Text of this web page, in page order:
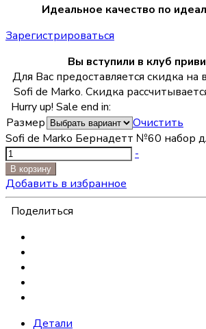
Идеальное качество по
Зарегистрироваться
Вы вступили в клуб
Для Вас предоставляется скидка на
Sofi de Marko. Скидка
Hurry up! Sale end in:
Размер
Очистить
Sofi de Marko Бернадетт №60 набор
-
В корзину
Добавить в избранное
Поделиться
Детали